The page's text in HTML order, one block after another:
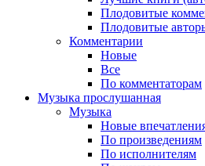
Плодовитые
Плодовитые
Комментарии
Новые
Все
По комментаторам
Музыка прослушанная
Музыка
Новые
По произведениям
По исполнителям